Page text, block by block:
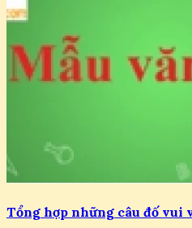
Tổng hợp những câu đố vui